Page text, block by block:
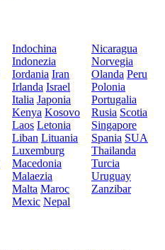
Indochina
Indonezia
Iordania Iran
Irlanda Israel
Italia Japonia
Kenya Kosovo
Laos Letonia
Liban Lituania
Luxemburg
Macedonia
Malaezia
Malta Maroc
Mexic Nepal
Nicaragua
Norvegia
Olanda Peru
Polonia
Portugalia
Rusia Scotia
Singapore
Spania SUA
Thailanda
Turcia
Uruguay
Zanzibar